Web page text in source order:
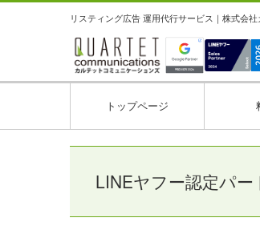
リスティング広告 運用代行サービス｜株式会
トップページ
LINEヤフー認定パ